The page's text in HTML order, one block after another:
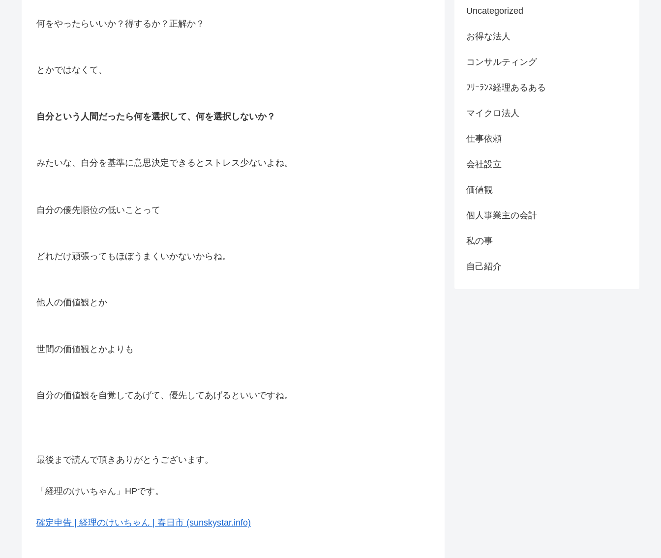
何をやったらいいか？得するか？正解か？
とかではなくて、
自分という人間だったら何を選択して、何を選択しないか？
みたいな、自分を基準に意思決定できるとストレス少ないよね。
自分の優先順位の低いことって
どれだけ頑張ってもほぼうまくいかないからね。
他人の価値観とか
世間の価値観とかよりも
自分の価値観を自覚してあげて、優先してあげるといいですね。
最後まで読んで頂きありがとうございます。
「経理のけいちゃん」HPです。
確定申告 | 経理のけいちゃん | 春日市 (sunskystar.info)
Uncategorized
お得な法人
コンサルティング
ﾌﾘｰﾗﾝｽ経理あるある
マイクロ法人
仕事依頼
会社設立
価値観
個人事業主の会計
私の事
自己紹介